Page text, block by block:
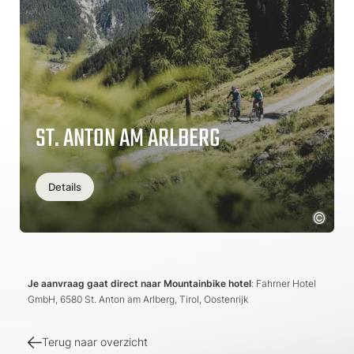
ST. ANTON AM ARLBERG
Details
Je aanvraag gaat direct naar Mountainbike hotel: Fahrner Hotel
GmbH, 6580 St. Anton am Arlberg, Tirol, Oostenrijk
Terug naar overzicht